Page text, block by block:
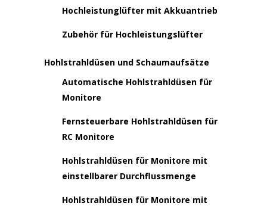
Hochleistunglüfter mit Akkuantrieb
Zubehör für Hochleistungslüfter
Hohlstrahldüsen und Schaumaufsätze
Automatische Hohlstrahldüsen für
Monitore
Fernsteuerbare Hohlstrahldüsen für
RC Monitore
Hohlstrahldüsen für Monitore mit
einstellbarer Durchflussmenge
Hohlstrahldüsen für Monitore mit